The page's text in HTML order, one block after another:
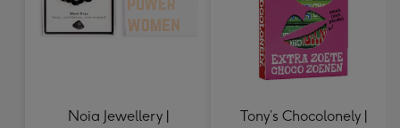
Noia Jewellery |
Tony’s Chocolonely |